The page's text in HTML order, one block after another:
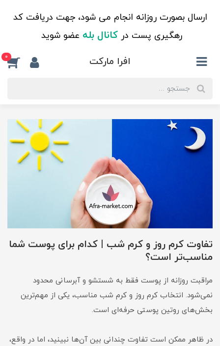
ارسال بصورت روزانه انجام می شود، جهت دریافت کد
رهگیری پست درکانال بله عضو شوید
افرا مارکت 0
تفاوت کرم روز و کرم شب | کدام برای پوست شما
مناسب‌تر است؟
مراقبت روزانه از پوست فقط به شستشو و آبرسانی محدود
نمی‌شود. انتخاب کرم روز و کرم شب مناسب، یکی از مهم‌ترین
بخش‌های روتین پوستی حرفه‌ای است.
در ظاهر ممکن است تفاوت چندانی بین آن‌ها نبینید، اما در واقع،